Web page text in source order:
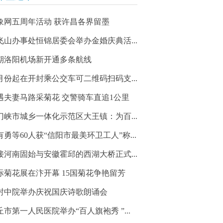
网五周年活动 获许昌各界留墨
山办事处恒锦居委会举办金婚庆典活...
洛阳机场新开通多条航线
份起在开封乘公交车可二维码扫码支...
夫妻马路采菊花 交警骑车直追1公里
峡市城乡一体化示范区大王镇：为百...
勇等60人获“信阳市最美环卫工人”称...
河南固始与安徽霍邱的西湖大桥正式...
菊花展在汴开幕 15国菊花争艳留芳
中院举办庆祝国庆诗歌朗诵会
市第一人民医院举办“百人旗袍秀 ”...